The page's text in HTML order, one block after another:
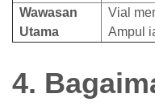
Wawasan
Utama
Vial
Ampul
4.